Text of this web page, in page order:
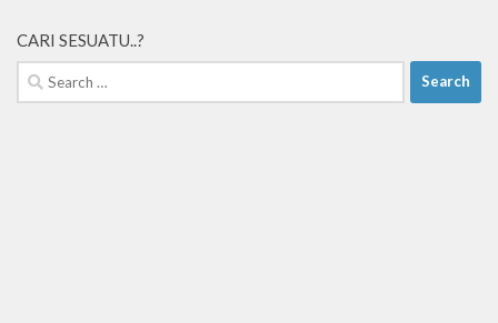
CARI SESUATU..?
Search
for: